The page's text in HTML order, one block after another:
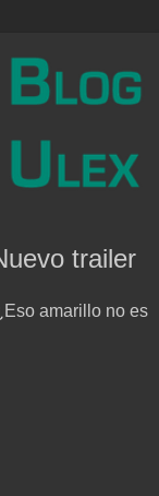
trailer
amarillo no es